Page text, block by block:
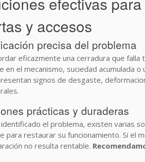
y accesos
precisa del problema
eficazmente una cerradura que
en el mecanismo, suciedad acumulada
signos de desgaste,
prácticas y duraderas
el problema, existen varias
para restaurar su funcionamiento. Si el
no resulta rentable.